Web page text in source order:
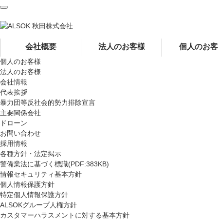
ー
移
動
す
る
た
め
の
リ
ン
ク
で
す
サ
イ
ト
内
会社概要 法人のお客様 個人のお
個人のお客様
法人のお客様
会社情報
代表挨拶
暴力団等反社会的勢力排除宣言
主要関係会社
ドローン
お問い合わせ
採用情報
各種方針・法定掲示
警備業法に基づく標識(PDF:383KB)
情報セキュリティ基本方針
個人情報保護方針
特定個人情報保護方針
ALSOKグループ人権方針
カスタマーハラスメントに対する基本方針
ー
わ
り
で
す
ヘ
ッ
ダ
ー
情
報
に
戻
り
ま
す
ペ